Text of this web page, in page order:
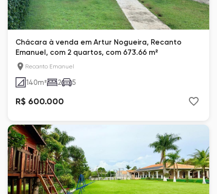
Chácara à venda em Artur Nogueira, Recanto
Emanuel, com 2 quartos, com 673.66 m²
Recanto Emanuel
140m² 2 5
R$ 600.000